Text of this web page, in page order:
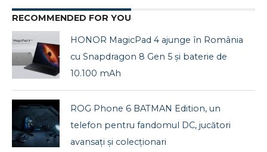
RECOMMENDED FOR YOU
HONOR MagicPad 4 ajunge în România
cu Snapdragon 8 Gen 5 și baterie de
10.100 mAh
ROG Phone 6 BATMAN Edition, un
telefon pentru fandomul DC, jucători
avansați și colecționari